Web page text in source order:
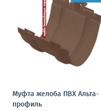
Муфта желоба ПВХ Альта-
профиль